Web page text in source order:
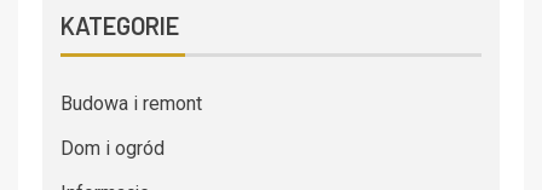
KATEGORIE
Budowa i remont
Dom i ogród